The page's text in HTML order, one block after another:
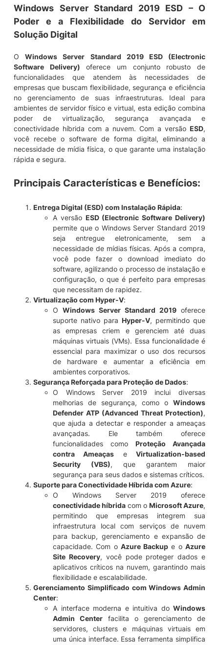
9
t
a
d
a
r
d
E
S
D
D
o
w
n
o
Windows Server Standard 2019 ESD – O
Poder e a Flexibilidade do Servidor em
Solução Digital
OWindows Server Standard 2019 ESD (Electronic
Software Delivery) oferece um conjunto robusto de
funcionalidades que atendem às necessidades de
empresas que buscam flexibilidade, segurança e eficiência
no gerenciamento de suas infraestruturas. Ideal para
ambientes de servidor físico e virtual, esta edição combina
poder de virtualização, segurança avançada e
conectividade híbrida com a nuvem. Com a versão ESD,
você recebe o software de forma digital, eliminando a
necessidade de mídia física, o que garante uma instalação
rápida e segura.
Principais Características e Benefícios:
Entrega Digital (ESD) com Instalação Rápida:
A versão ESD (Electronic Software Delivery)
permite que o Windows Server Standard 2019
seja entregue eletronicamente, sem a
necessidade de mídias físicas. Após a compra,
você pode fazer o download imediato do
software, agilizando o processo de instalação e
configuração, o que é perfeito para empresas
que necessitam de rapidez.
Virtualização com Hyper-V:
O Windows Server Standard 2019 oferece
suporte nativo para Hyper-V, permitindo que
as empresas criem e gerenciem até duas
máquinas virtuais (VMs). Essa funcionalidade é
essencial para maximizar o uso dos recursos
de hardware e aumentar a eficiência em
ambientes corporativos.
Segurança Reforçada para Proteção de Dados:
O Windows Server 2019 inclui diversas
melhorias de segurança, como o Windows
Defender ATP (Advanced Threat Protection),
que ajuda a detectar e responder a ameaças
avançadas. Ele também oferece
funcionalidades como Proteção Avançada
contra Ameaças eVirtualization-based
Security (VBS), que garantem maior
segurança para seus dados e sistemas críticos.
Suporte para Conectividade Híbrida com Azure:
O Windows Server 2019 oferece
conectividade híbrida com o Microsoft Azure,
permitindo que empresas integrem sua
infraestrutura local com serviços de nuvem
para backup, gerenciamento e expansão de
capacidade. Com o Azure Backup e oAzure
Site Recovery, você pode proteger dados e
aplicativos críticos na nuvem, garantindo mais
flexibilidade e escalabilidade.
Gerenciamento Simplificado com Windows Admin
Center:
A interface moderna e intuitiva do Windows
Admin Center facilita o gerenciamento de
servidores, clusters e máquinas virtuais em
uma única interface. Essa ferramenta simplifica